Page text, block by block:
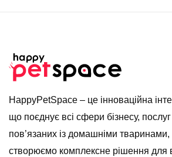
HappyPetSpace – це інноваційна
що поєднує всі сфери бізнесу,
пов’язаних із домашніми
створюємо комплексне рішення для